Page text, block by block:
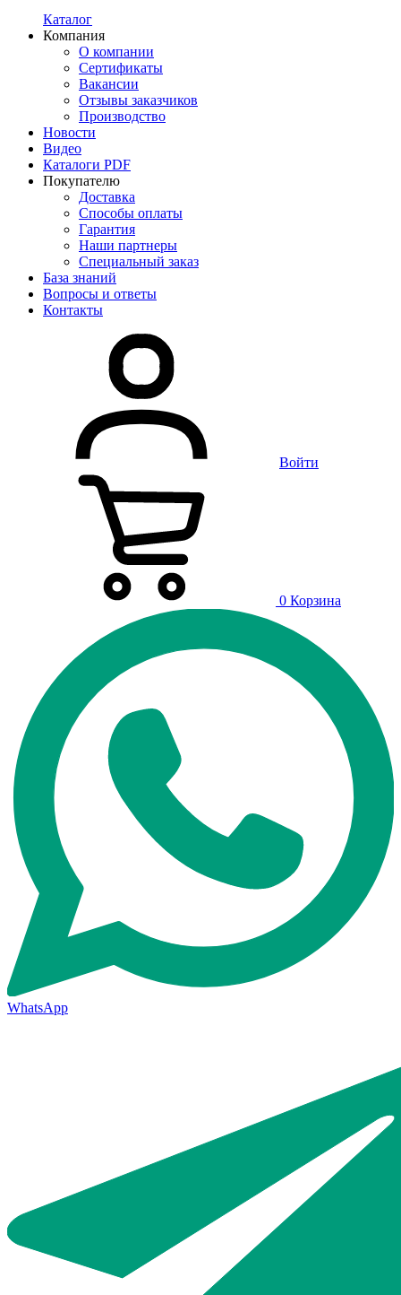
Каталог
Компания
О компании
Сертификаты
Вакансии
Отзывы заказчиков
Производство
Новости
Видео
Каталоги PDF
Покупателю
Доставка
Способы оплаты
Гарантия
Наши партнеры
Специальный заказ
База знаний
Вопросы и ответы
Контакты
Войти
0 Корзина
WhatsApp